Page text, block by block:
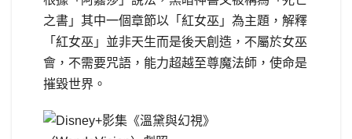
之書」其中一個章節以「紅女巫」為主題，解釋
「紅女巫」並非天生而是後天創造，不屬於女巫
會，不需要咒語，能力超越至尊魔法師，使命是
摧毀世界。